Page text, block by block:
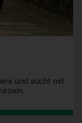
und sucht mit